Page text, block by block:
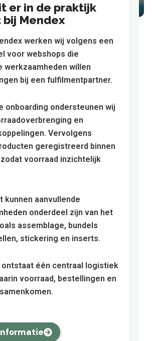
er in de praktijk
Mendex
werken wij volgens een
voor webshops die
werkzaamheden willen
bij een fulfilmentpartner.
onboarding ondersteunen wij
en
Vervolgens
geregistreerd binnen
zodat voorraad inzichtelijk
kunnen aanvullende
onderdeel zijn van het
assemblage, bundels
stickering en inserts.
ontstaat één centraal logistiek
voorraad, bestellingen en